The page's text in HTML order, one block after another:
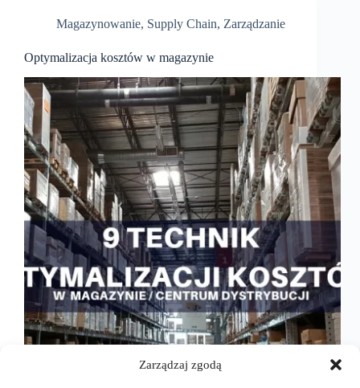
Zarządzaj zgodą
Magazynowanie, Supply Chain, Zarządzanie
Optymalizacja kosztów w magazynie